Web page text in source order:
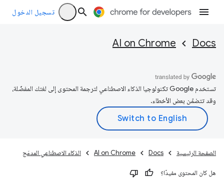
تسجيل الدخول
Docs
AI on Chrome
تستخدم Google تكنولوجيا الذكاء الاصطناعي لترجمة المحتوى إلى لغتك المفضّلة،
وقد تتضمّن بعض الأخطاء.
الصفحة الرئيسية Docs
AI on Chrome الذكاء الاصطناعي المدمَج
هل كان المحتوى مفيدًا؟